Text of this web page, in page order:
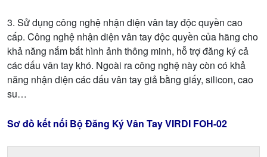
3. Sử dụng công nghệ nhận diện vân tay độc quyền cao
cấp. Công nghệ nhận diện vân tay độc quyền của hãng cho
khả năng nắm bắt hình ảnh thông minh, hỗ trợ đăng ký cả
các dấu vân tay khó. Ngoài ra công nghệ này còn có khả
năng nhận diện các dấu vân tay giả bằng giấy, silicon, cao
su…
Sơ đồ kết nối Bộ Đăng Ký Vân Tay VIRDI FOH-02